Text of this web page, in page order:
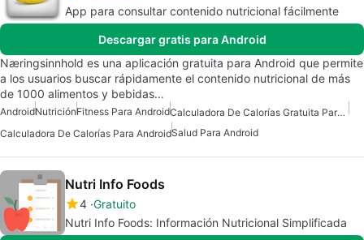
App para consultar contenido nutricional fácilmente
Descargar gratis para Android
Næringsinnhold es una aplicación gratuita para Android que permite
a los usuarios buscar rápidamente el contenido nutricional de más
de 1000 alimentos y bebidas…
AndroidNutriciónFitness Para Android
Calculadora De Calorías Gratuita Para Android
Calculadora De Calorías Para AndroidSalud Para Android
Nutri Info Foods
4 Gratuito
Nutri Info Foods: Información Nutricional Simplificada